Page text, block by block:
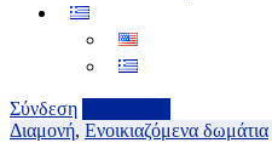
Σύνδεση
Διαμονή, Ενοικιαζόμενα δωμάτια